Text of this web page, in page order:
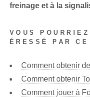
freinage et à la
VOUS
ÉRESSÉ PAR
Comment obtenir
Comment obtenir
Comment jouer à